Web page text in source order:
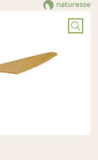
Bild